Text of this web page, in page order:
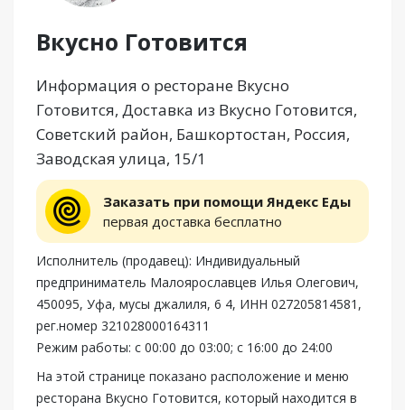
Вкусно Готовится
Информация о ресторане Вкусно
Готовится, Доставка из Вкусно Готовится,
Советский район, Башкортостан, Россия,
Заводская улица, 15/1
Заказать при помощи Яндекс Еды
первая доставка бесплатно
Исполнитель (продавец): Индивидуальный
предприниматель Малоярославцев Илья Олегович,
450095, Уфа, мусы джалиля, 6 4, ИНН 027205814581,
рег.номер 321028000164311
Режим работы: с 00:00 до 03:00; с 16:00 до 24:00
На этой странице показано расположение и меню
ресторана Вкусно Готовится, который находится в